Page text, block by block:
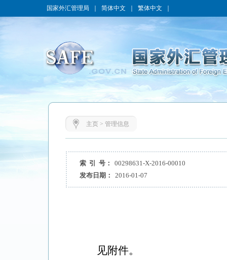
国家外汇管理局 简体中文 繁体中文
主页> 管理信息
索 引 号：
00298631-X-2016-00010
发布日期：
2016-01-07
见附件。